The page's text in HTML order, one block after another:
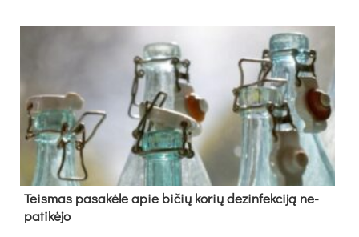
Teis­mas pa­sa­kė­le apie bi­čių ko­rių de­zin­fek­ci­ją ne­
pa­ti­kė­jo